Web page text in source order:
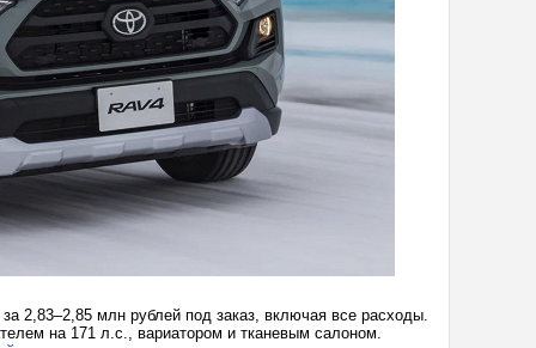
2,83–2,85 млн рублей под заказ, включая все расходы.
на 171 л.с., вариатором и тканевым салоном.